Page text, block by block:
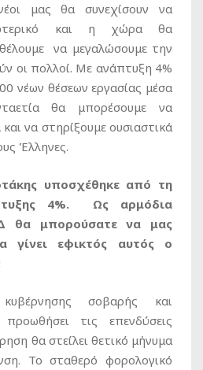
μας θα συνεχίσουν να
και η χώρα θα
θέλουμε να μεγαλώσουμε την
οι πολλοί. Με ανάπτυξη 4%
νέων θέσεων εργασίας μέσα
θα μπορέσουμε να
να στηρίξουμε ουσιαστικά
Έλληνες.
υποσχέθηκε από τη
4%. Ως αρμόδια
θα μπορούσατε να μας
γίνει εφικτός αυτός ο
σοβαρής και
τις επενδύσεις
θα στείλει θετικό μήνυμα
Το σταθερό φορολογικό